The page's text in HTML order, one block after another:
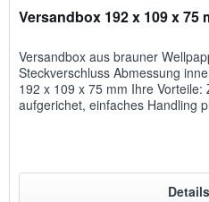
Versandbox 192 x 109 x 75
Versandbox aus brauner
Steckverschluss Abmessung
192 x 109 x 75 mm Ihre Vorteile:
aufgerichet, einfaches Handling
Details